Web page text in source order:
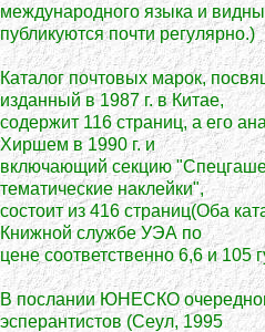
международного языка и
публикуются почти регулярно.)
Каталог почтовых марок,
изданный в 1987 г. в Китае,
содержит 116 страниц, а его
Хиршем в 1990 г. и
включающий секцию
тематические наклейки",
состоит из 416 страниц(Оба
Книжной службе УЭА по
цене соответственно 6,6 и 105
В послании ЮНЕСКО
эсперантистов (Сеул, 1995